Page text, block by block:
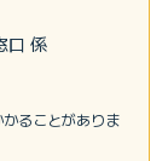
口 係
ることがありま